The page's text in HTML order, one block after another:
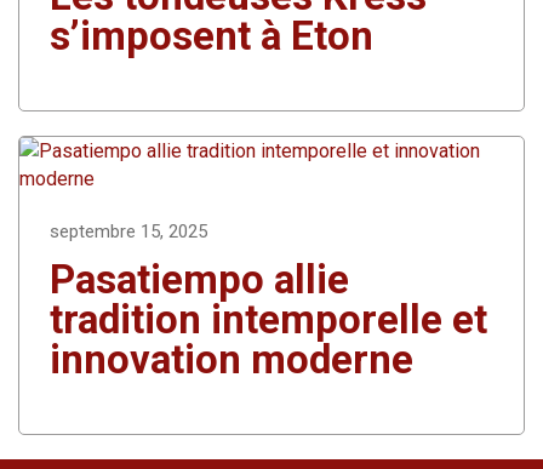
s’imposent à Eton
septembre 15, 2025
Pasatiempo allie
tradition intemporelle et
innovation moderne